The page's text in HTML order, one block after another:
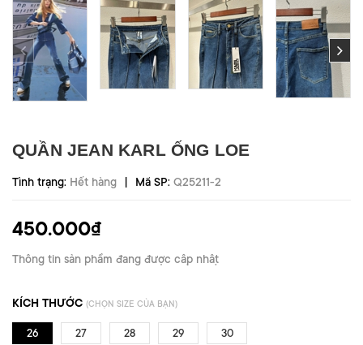
QUẦN JEAN KARL ỐNG LOE
Tình trạng: Hết hàng | Mã SP: Q25211-2
450.000₫
Thông tin sản phẩm đang được cập nhật
KÍCH THƯỚC (CHỌN SIZE CỦA BẠN)
26 27 28 29 30